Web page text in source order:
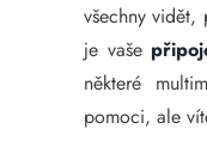
všechny
je vaše
některé
pomoci, ale